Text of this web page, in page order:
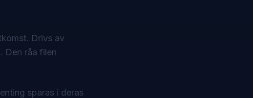
Drivs av
Den råa filen
sparas i deras